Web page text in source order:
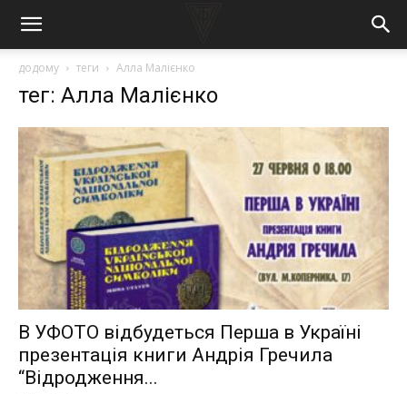
додому теги Алла Малієнко
тег: Алла Малієнко
В УФОТО відбудеться Перша в Україні
презентація книги Андрія Гречила
“Відродження...